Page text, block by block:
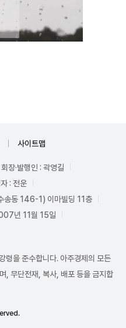
사이트맵
회장·발행인 : 곽영길
: 전운
송동 146-1) 이마빌딩 11층
년 11월 15일
령을 준수합니다. 아주경제의 모든
, 무단전재, 복사, 배포 등을 금지합